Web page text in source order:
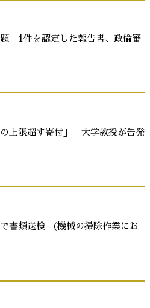
1件を認定した報告書、政倫審
上限超す寄付」 大学教授が告発
書類送検 （機械の掃除作業にお